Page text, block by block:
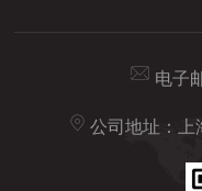
电子
公司地址：上